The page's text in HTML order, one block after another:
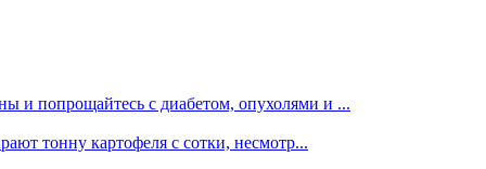
и попрощайтесь с диабетом, опухолями и ...
тонну картофеля с сотки, несмотр...